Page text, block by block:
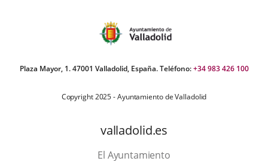
Plaza Mayor, 1. 47001 Valladolid, España. Teléfono:+34 983 426 100
Copyright 2025 - Ayuntamiento de Valladolid
valladolid.es
El Ayuntamiento